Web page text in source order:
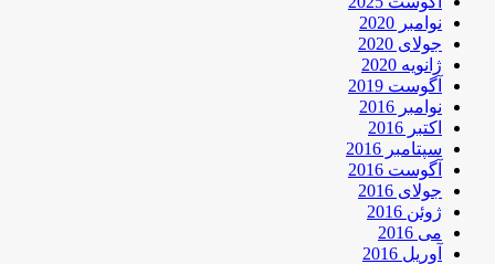
نوامبر 2020
جولای 2020
ژانویه 2020
آگوست 2019
نوامبر 2016
اکتبر 2016
سپتامبر 2016
آگوست 2016
جولای 2016
ژوئن 2016
می 2016
آوریل 2016